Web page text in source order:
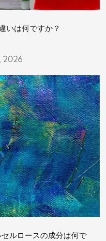
いは何ですか？
2026
ルロースの成分は何で